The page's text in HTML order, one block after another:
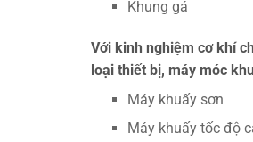
Khung gá
Với kinh nghiệm cơ khí
loại thiết bị, máy móc
Máy khuấy sơn
Máy khuấy tốc độ